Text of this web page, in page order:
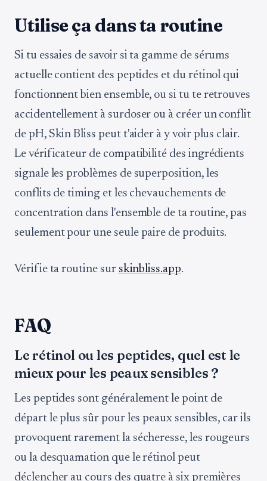
Utilise ça dans ta routine
Si tu essaies de savoir si ta gamme de sérums
actuelle contient des peptides et du rétinol qui
fonctionnent bien ensemble, ou si tu te retrouves
accidentellement à surdoser ou à créer un conflit
de pH, Skin Bliss peut t'aider à y voir plus clair.
Le vérificateur de compatibilité des ingrédients
signale les problèmes de superposition, les
conflits de timing et les chevauchements de
concentration dans l'ensemble de ta routine, pas
seulement pour une seule paire de produits.
Vérifie ta routine sur skinbliss.app.
FAQ
Le rétinol ou les peptides, quel est le
mieux pour les peaux sensibles ?
Les peptides sont généralement le point de
départ le plus sûr pour les peaux sensibles, car ils
provoquent rarement la sécheresse, les rougeurs
ou la desquamation que le rétinol peut
déclencher au cours des quatre à six premières